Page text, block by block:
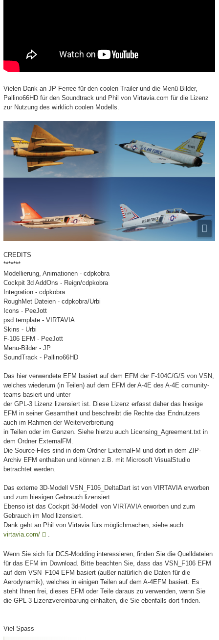
Vielen Dank an JP-Ferree für den coolen Trailer und die Menü-Bilder,
Pallino66HD für den Soundtrack und Phil von Virtavia.com für die Lizenz
zur Nutzung des wirklich coolen Modells.
CREDITS
*******
Modellierung, Animationen - cdpkobra
Cockpit 3d AddOns - Reign/cdpkobra
Integration - cdpkobra
RoughMet Dateien - cdpkobra/Urbi
Icons - PeeJott
psd template - VIRTAVIA
Skins - Urbi
F-106 EFM - PeeJott
Menu-Bilder - JP
SoundTrack - Pallino66HD
Das hier verwendete EFM basiert auf dem EFM der F-104C/G/S von VSN,
welches wiederum (in Teilen) auf dem EFM der A-4E des A-4E comunity-
teams basiert und unter
der GPL-3 Lizenz lizensiert ist. Diese Lizenz erfasst daher das hiesige
EFM in seiner Gesamtheit und beschreibt die Rechte das Endnutzers
auch im Rahmen der Weiterverbreitung
in Teilen oder im Ganzen. Siehe hierzu auch Licensing_Agreement.txt in
dem Ordner ExternalFM.
Die Source-Files sind in dem Ordner ExternalFM und dort in dem ZIP-
Archiv EFM enthalten und können z.B. mit Microsoft VisualStudio
betrachtet werden.
Das externe 3D-Modell VSN_F106_DeltaDart ist von VIRTAVIA erworben
und zum hiesigen Gebrauch lizensiert.
Ebenso ist das Cockpit 3d-Modell von VIRTAVIA erworben und zum
Gebrauch im Mod lizensiert.
Dank geht an Phil von Virtavia fürs möglichmachen, siehe auch
virtavia.com/
Wenn Sie sich für DCS-Modding interessieren, finden Sie die Quelldateien
für das EFM im Download. Bitte beachten Sie, dass das VSN_F106 EFM
auf dem VSN_F104 EFM basiert (außer natürlich die Daten für die
Aerodynamik), welches in einigen Teilen auf dem A-4EFM basiert. Es
steht Ihnen frei, dieses EFM oder Teile daraus zu verwenden, wenn Sie
die GPL-3 Lizenzvereinbarung einhalten, die Sie ebenfalls dort finden.
Viel Spass